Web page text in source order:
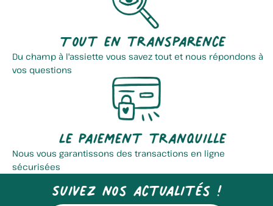
Tout en transparence
Du champ à l'assiette vous savez tout et nous répondons à
vos questions
Le paiement tranquille
Nous vous garantissons des transactions en ligne
sécurisées
Suivez nos actualités !